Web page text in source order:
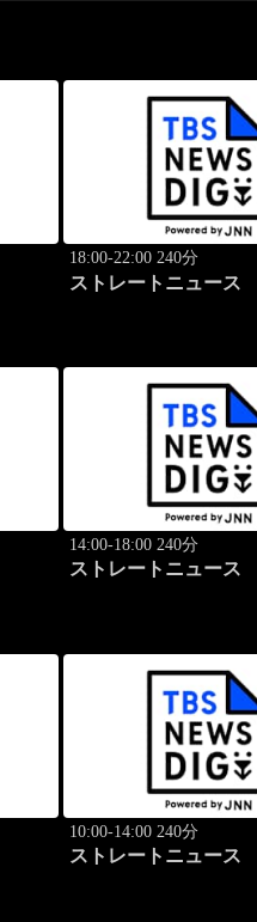
18:00-22:00 240分
ストレートニュース
14:00-18:00 240分
ストレートニュース
10:00-14:00 240分
ストレートニュース